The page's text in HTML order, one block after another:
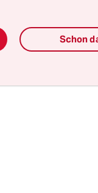
Schon